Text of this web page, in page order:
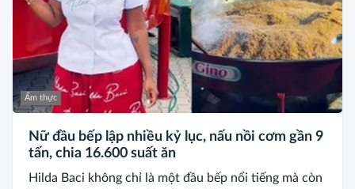
Ẩm thực
Nữ đầu bếp lập nhiều kỷ lục, nấu nồi cơm gần 9
tấn, chia 16.600 suất ăn
Hilda Baci không chỉ là một đầu bếp nổi tiếng mà còn